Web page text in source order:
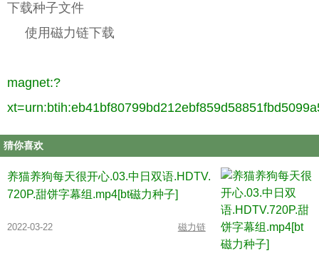
下载种子文件
使用磁力链下载
magnet:?
猜你喜欢
养猫养狗每天很开心.03.中日双语.HDTV.
720P.甜饼字幕组.mp4[bt磁力种子]
2022-03-22 磁力链